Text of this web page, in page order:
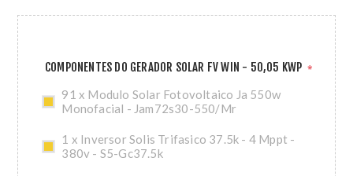
COMPONENTES DO GERADOR SOLAR FV WIN - 50,05 KWP *
91 x Modulo Solar Fotovoltaico Ja 550w
Monofacial - Jam72s30-550/Mr
1 x Inversor Solis Trifasico 37.5k - 4 Mppt -
380v - S5-Gc37.5k